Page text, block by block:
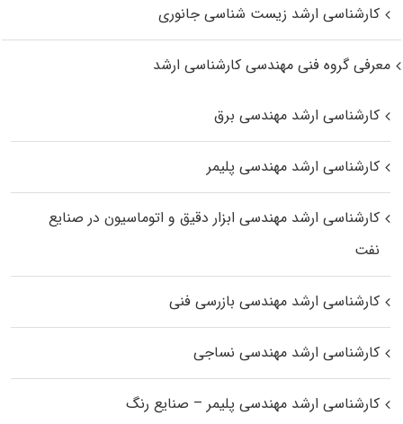
کارشناسی ارشد زیست‌ شناسی جانوری
معرفی گروه فنی مهندسی کارشناسی ارشد
کارشناسی ارشد مهندسی برق
کارشناسی ارشد مهندسی پلیمر
کارشناسی ارشد مهندسی ابزار دقیق و اتوماسیون در صنایع
نفت
کارشناسی ارشد مهندسی بازرسی فنی
کارشناسی ارشد مهندسی نساجی
کارشناسی ارشد مهندسی پلیمر – صنایع رنگ